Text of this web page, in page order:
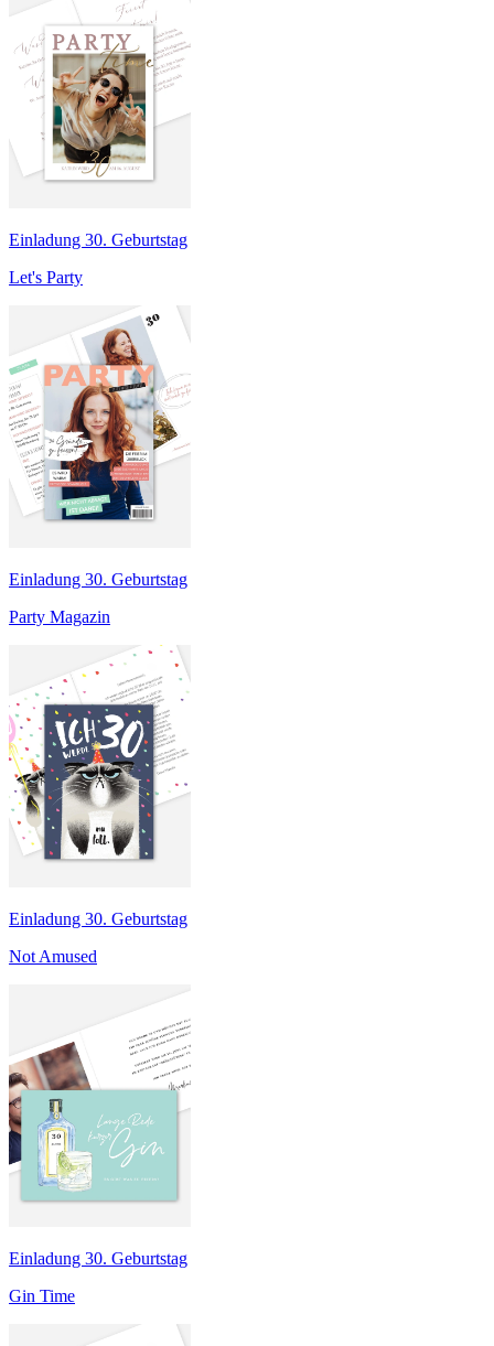
Einladung 30. Geburtstag
Let's Party
Einladung 30. Geburtstag
Party Magazin
Einladung 30. Geburtstag
Not Amused
Einladung 30. Geburtstag
Gin Time